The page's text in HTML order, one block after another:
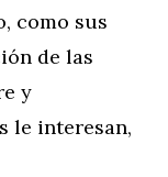
como sus
de las
y
le interesan,